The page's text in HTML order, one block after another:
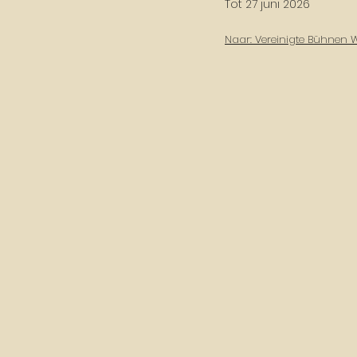
Tot 27 juni 2026
Naar: Vereinigte Bühnen